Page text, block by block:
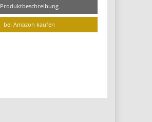
Produktbeschreibung
bei Amazon kaufen